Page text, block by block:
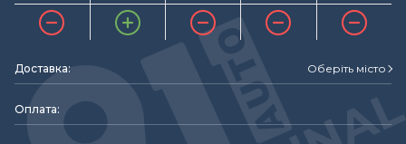
Доставка: Оберіть місто
Оплата: